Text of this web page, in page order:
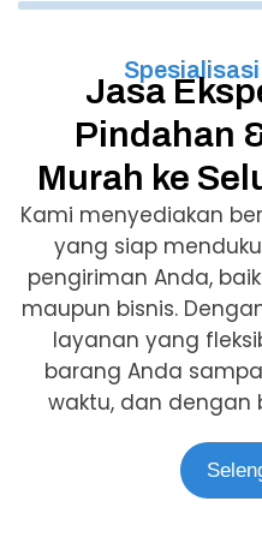
Jasa
Pindahan
Murah ke
Kami menyediakan
yang siap
pengiriman Anda,
maupun bisnis.
layanan yang
barang Anda
waktu, dan dengan